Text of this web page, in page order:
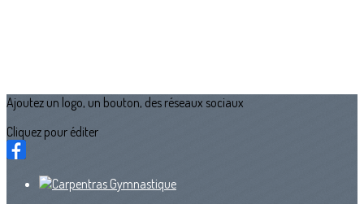
Ajoutez un logo, un bouton, des réseaux sociaux
Cliquez pour éditer